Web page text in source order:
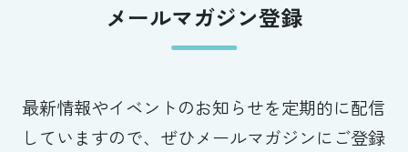
メールマガジン登録
最新情報やイベントのお知らせを定期的に配信
していますので、ぜひメールマガジンにご登録